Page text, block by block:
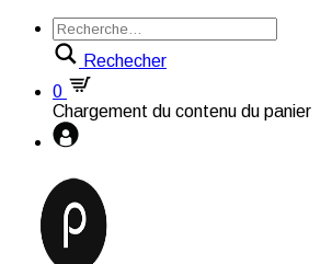
Rechecher
0
Chargement du contenu du panier